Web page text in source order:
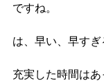
ですね。
は、早い、早すぎ
充実した時間は